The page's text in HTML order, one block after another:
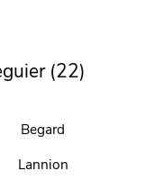
(22)
Begard
Lannion